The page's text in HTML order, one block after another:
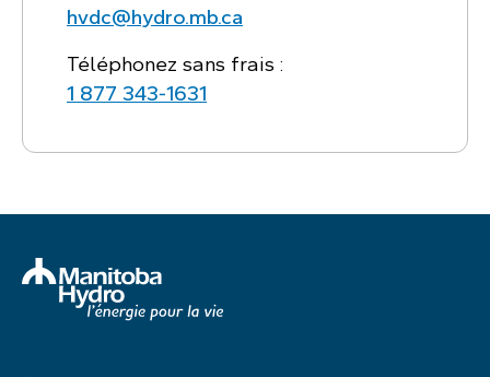
hvdc@hydro.mb.ca
Téléphonez sans frais :
1 877 343‑1631